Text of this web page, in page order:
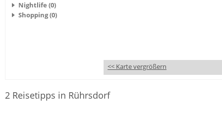
Nightlife (0)
Shopping (0)
<< Karte vergrößern
2 Reisetipps in Rührsdorf